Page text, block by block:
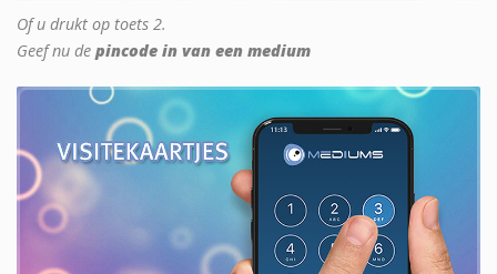
Of u drukt op toets 2.
Geef nu de pincode in van een medium